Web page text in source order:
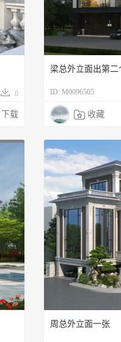
0
下载
梁总外立面出第二
ID: M0096505
 收藏
周总外立面一张